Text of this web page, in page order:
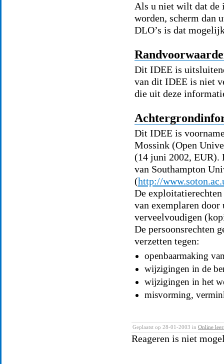
Als u niet wilt dat de
worden, scherm dan
DLO’s is dat
Dit IDEE is
van dit IDEE is niet
die uit deze
Dit IDEE is
Mossink (Open
(14 juni 2002, EUR).
van Southampton
(http://
De exploitatierechten
van exemplaren door
verveelvoudigen
De persoonsrechten
verzetten tegen:
openbaarmaking
wijzigingen in de
wijzigingen in het
misvorming,
Geplaatst op 28-01-2003 in Online
Reageren is niet